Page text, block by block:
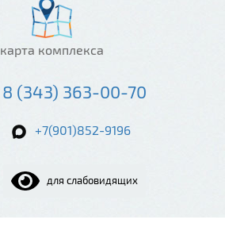
карта комплекса
8 (343) 363-00-70
+7(901)852-9196
для слабовидящих